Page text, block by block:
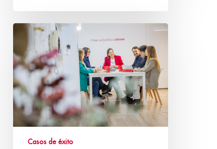
Casos de éxito